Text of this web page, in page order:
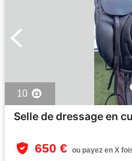
10
Selle de dressage en
650 € ou payez en X